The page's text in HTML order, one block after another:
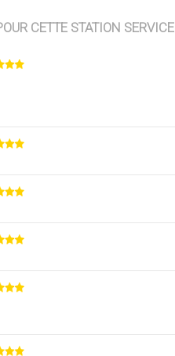
CETTE STATION SERVICE